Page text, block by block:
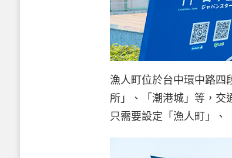
漁人町位於台中環中路四
所」、「潮港城」等，交
只需要設定「漁人町」、